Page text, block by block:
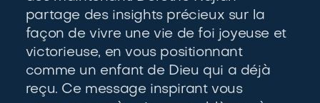
partage des insights précieux sur la
façon de vivre une vie de foi joyeuse et
victorieuse, en vous positionnant
comme un enfant de Dieu qui a déjà
reçu. Ce message inspirant vous